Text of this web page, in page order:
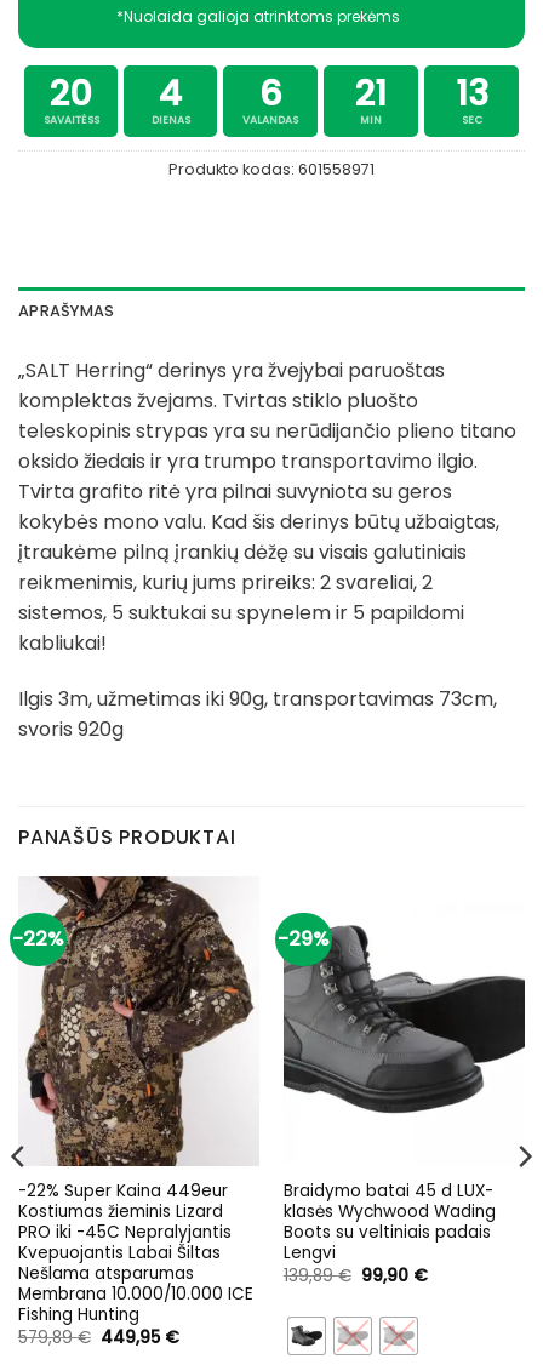
*Nuolaida galioja atrinktoms prekėms
20
SAVAITĖSS
4
DIENAS
6
VALANDAS
21
MIN
12
SEC
Produkto kodas: 601558971
APRAŠYMAS
„SALT Herring“ derinys yra žvejybai paruoštas
komplektas žvejams. Tvirtas stiklo pluošto
teleskopinis strypas yra su nerūdijančio plieno titano
oksido žiedais ir yra trumpo transportavimo ilgio.
Tvirta grafito ritė yra pilnai suvyniota su geros
kokybės mono valu. Kad šis derinys būtų užbaigtas,
įtraukėme pilną įrankių dėžę su visais galutiniais
reikmenimis, kurių jums prireiks: 2 svareliai, 2
sistemos, 5 suktukai su spynelem ir 5 papildomi
kabliukai!
Ilgis 3m, užmetimas iki 90g, transportavimas 73cm,
svoris 920g
PANAŠŪS PRODUKTAI
-22%
-22% Super Kaina 449eur
Kostiumas žieminis Lizard
PRO iki -45C Nepralyjantis
Kvepuojantis Labai Šiltas
Nešlama atsparumas
Membrana 10.000/10.000 ICE
Fishing Hunting
579,89€ Original
price
449,95 €Current
-29%
Braidymo batai 45 d LUX-
klasės Wychwood Wading
Boots su veltiniais padais
Lengvi
139,89€ Original
price
139,89 €.
99,90 €Current